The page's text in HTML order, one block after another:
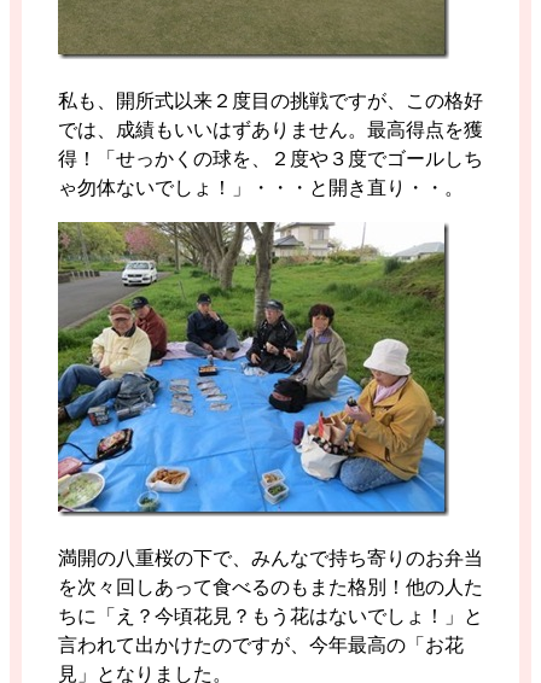
私も、開所式以来２度目の挑戦ですが、この格好
では、成績もいいはずありません。最高得点を獲
得！「せっかくの球を、２度や３度でゴールしち
ゃ勿体ないでしょ！」・・・と開き直り・・。
満開の八重桜の下で、みんなで持ち寄りのお弁当
を次々回しあって食べるのもまた格別！他の人た
ちに「え？今頃花見？もう花はないでしょ！」と
言われて出かけたのですが、今年最高の「お花
見」となりました。